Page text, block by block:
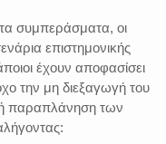
συμπεράσματα, οι
επιστημονικής
έχουν αποφασίσει
την μη διεξαγωγή του
παραπλάνηση των